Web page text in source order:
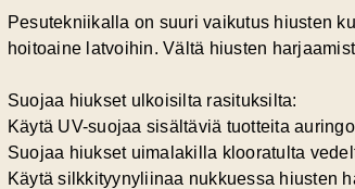
Pesutekniikalla on suuri vaikutus hiusten
hoitoaine latvoihin. Vältä hiusten
Suojaa hiukset ulkoisilta rasituksilta:
Käytä UV-suojaa sisältäviä tuotteita
Suojaa hiukset uimalakilla klooratulta
Käytä silkkityynyliinaa nukkuessa hiusten